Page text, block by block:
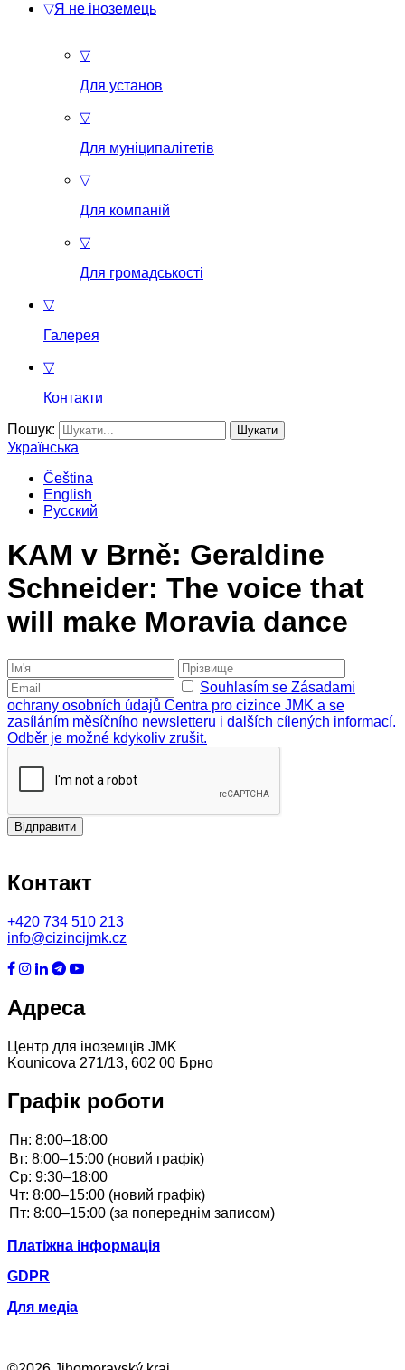
▽Я не іноземець
▽
Для установ
▽
Для муніципалітетів
▽
Для компаній
▽
Для громадськості
▽
Галерея
▽
Контакти
Пошук:
Українська
Čeština
English
Русский
KAM v Brně: Geraldine
Schneider: The voice that
will make Moravia dance
Souhlasím se Zásadami
ochrany osobních údajů Centra pro cizince JMK a se
zasíláním měsíčního newsletteru i dalších cílených informací.
Odběr je možné kdykoliv zrušit.
Відправити
Контакт
+420 734 510 213
info@cizincijmk.cz
Адреса
Центр для іноземців JMK
Kounicova 271/13, 602 00 Брно
Графік роботи
Платіжна інформація
GDPR
Для медіа